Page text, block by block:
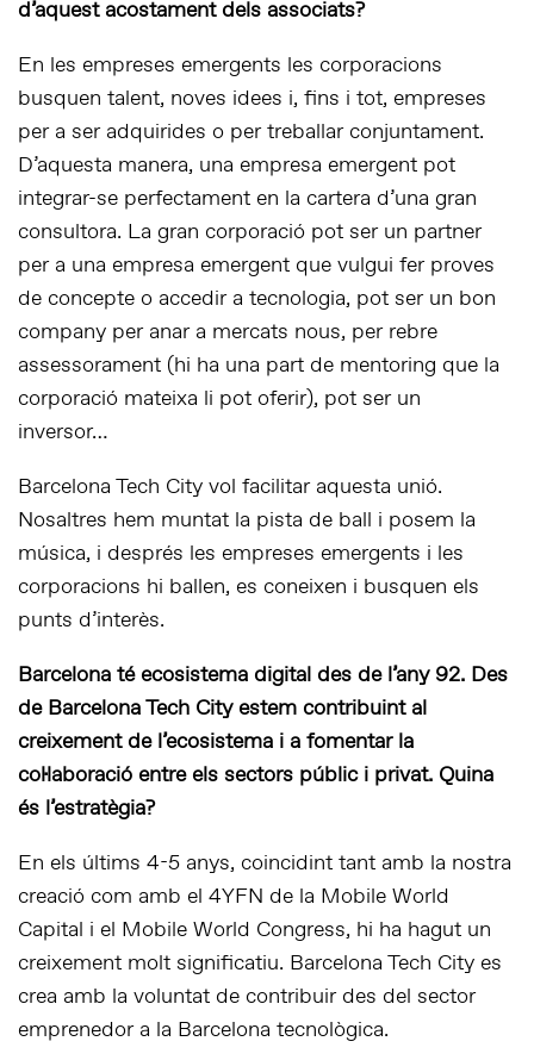
d’aquest acostament dels associats?
En les empreses emergents les corporacions
busquen talent, noves idees i, fins i tot, empreses
per a ser adquirides o per treballar conjuntament.
D’aquesta manera, una empresa emergent pot
integrar-se perfectament en la cartera d’una gran
consultora. La gran corporació pot ser un partner
per a una empresa emergent que vulgui fer proves
de concepte o accedir a tecnologia, pot ser un bon
company per anar a mercats nous, per rebre
assessorament (hi ha una part de mentoring que la
corporació mateixa li pot oferir), pot ser un
inversor…
Barcelona Tech City vol facilitar aquesta unió.
Nosaltres hem muntat la pista de ball i posem la
música, i després les empreses emergents i les
corporacions hi ballen, es coneixen i busquen els
punts d’interès.
Barcelona té ecosistema digital des de l’any 92. Des
de Barcelona Tech City estem contribuint al
creixement de l’ecosistema i a fomentar la
col·laboració entre els sectors públic i privat. Quina
és l’estratègia?
En els últims 4-5 anys, coincidint tant amb la nostra
creació com amb el 4YFN de la Mobile World
Capital i el Mobile World Congress, hi ha hagut un
creixement molt significatiu. Barcelona Tech City es
crea amb la voluntat de contribuir des del sector
emprenedor a la Barcelona tecnològica.